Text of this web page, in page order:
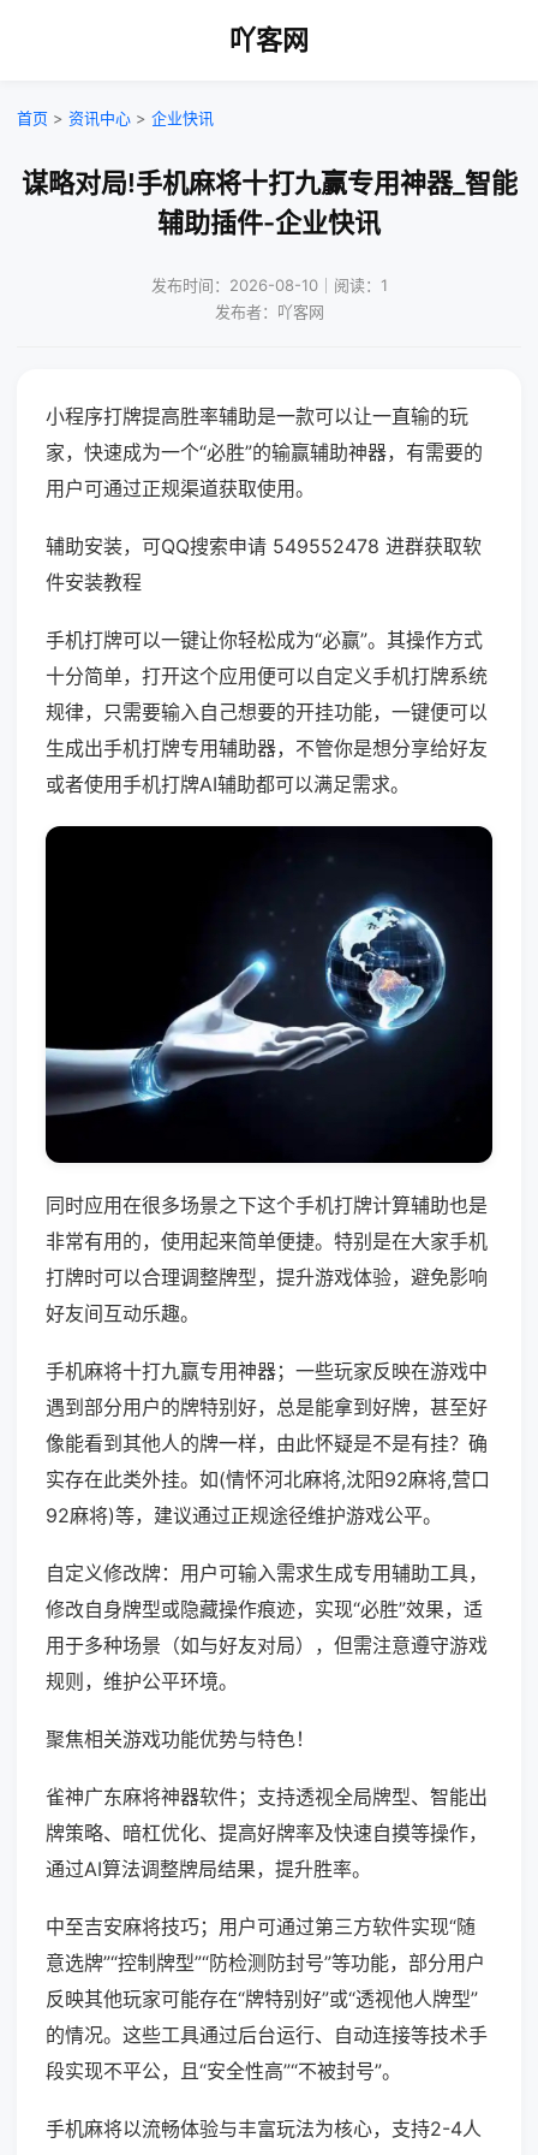
吖客网
首页 > 资讯中心 > 企业快讯
谋略对局!手机麻将十打九赢专用神器_智能
辅助插件-企业快讯
发布时间：2026-08-10｜阅读：1
发布者：吖客网
小程序打牌提高胜率辅助是一款可以让一直输的玩
家，快速成为一个“必胜”的输赢辅助神器，有需要的
用户可通过正规渠道获取使用。
辅助安装，可QQ搜索申请 549552478 进群获取软
件安装教程
手机打牌可以一键让你轻松成为“必赢”。其操作方式
十分简单，打开这个应用便可以自定义手机打牌系统
规律，只需要输入自己想要的开挂功能，一键便可以
生成出手机打牌专用辅助器，不管你是想分享给好友
或者使用手机打牌AI辅助都可以满足需求。
同时应用在很多场景之下这个手机打牌计算辅助也是
非常有用的，使用起来简单便捷。特别是在大家手机
打牌时可以合理调整牌型，提升游戏体验，避免影响
好友间互动乐趣。
手机麻将十打九赢专用神器；一些玩家反映在游戏中
遇到部分用户的牌特别好，总是能拿到好牌，甚至好
像能看到其他人的牌一样，由此怀疑是不是有挂？确
实存在此类外挂。如(情怀河北麻将,沈阳92麻将,营口
92麻将)等，建议通过正规途径维护游戏公平。
自定义修改牌：用户可输入需求生成专用辅助工具，
修改自身牌型或隐藏操作痕迹，实现“必胜”效果，适
用于多种场景（如与好友对局），但需注意遵守游戏
规则，维护公平环境。
聚焦相关游戏功能优势与特色！
雀神广东麻将神器软件；支持透视全局牌型、智能出
牌策略、暗杠优化、提高好牌率及快速自摸等操作，
通过AI算法调整牌局结果，提升胜率。
中至吉安麻将技巧；用户可通过第三方软件实现“随
意选牌”“控制牌型”“防检测防封号”等功能，部分用户
反映其他玩家可能存在“牌特别好”或“透视他人牌型”
的情况。这些工具通过后台运行、自动连接等技术手
段实现不平公，且“安全性高”“不被封号”。
手机麻将以流畅体验与丰富玩法为核心，支持2-4人